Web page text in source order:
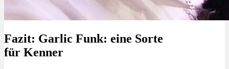
Fazit: Garlic Funk: eine Sorte
für Kenner